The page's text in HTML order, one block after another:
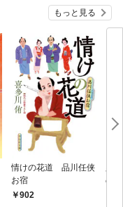
もっと見る
情けの花道 品川任侠
お宿
902
の